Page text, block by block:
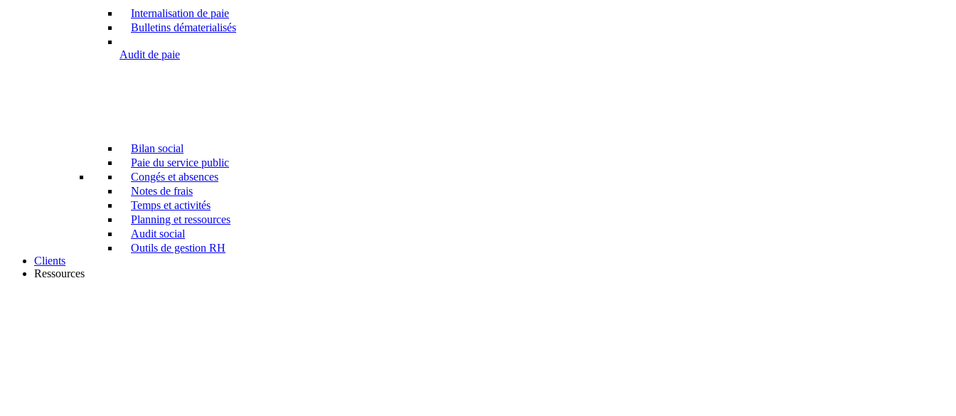
Internalisation de paie
Bulletins dématerialisés
Audit de paie
Bilan social
Paie du service public
Congés et absences
Notes de frais
Temps et activités
Planning et ressources
Audit social
Outils de gestion RH
Clients
Ressources